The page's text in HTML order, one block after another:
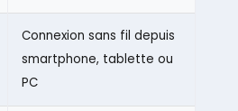
Connexion sans fil depuis
smartphone, tablette ou
PC